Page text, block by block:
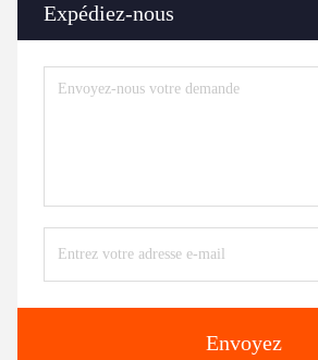
Expédiez-nous
Envoyez